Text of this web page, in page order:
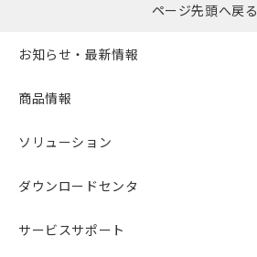
ページ先頭へ戻る
お知らせ・最新情報
商品情報
ソリューション
ダウンロードセンタ
サービスサポート